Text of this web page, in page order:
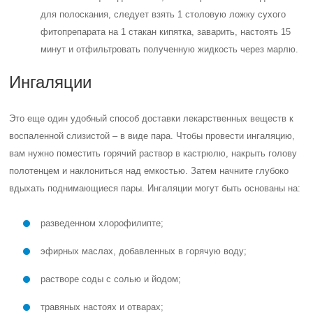
для полоскания, следует взять 1 столовую ложку сухого
фитопрепарата на 1 стакан кипятка, заварить, настоять 15
минут и отфильтровать полученную жидкость через марлю.
Ингаляции
Это еще один удобный способ доставки лекарственных веществ к
воспаленной слизистой – в виде пара. Чтобы провести ингаляцию,
вам нужно поместить горячий раствор в кастрюлю, накрыть голову
полотенцем и наклониться над емкостью. Затем начните глубоко
вдыхать поднимающиеся пары. Ингаляции могут быть основаны на:
разведенном хлорофилипте;
эфирных маслах, добавленных в горячую воду;
растворе соды с солью и йодом;
травяных настоях и отварах;